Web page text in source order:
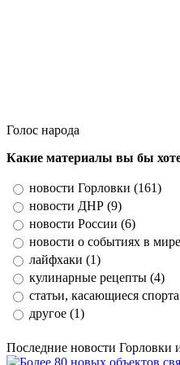
Голос народа
Какие материалы вы бы
новости Горловки (161)
новости ДНР (9)
новости России (6)
новости о событиях в
лайфхаки (1)
кулинарные рецепты (4)
статьи, касающиеся
другое (1)
Последние новости